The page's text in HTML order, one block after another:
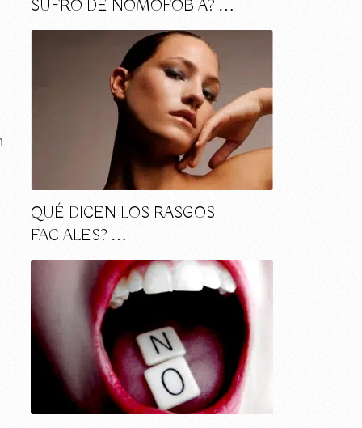
SUFRO DE NOMOFOBIA? …
QUÉ DICEN LOS RASGOS
FACIALES? …